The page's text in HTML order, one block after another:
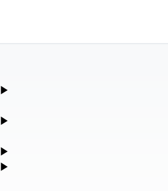
き入力、書き順練習など、日本語学習に
漢字辞典 - 読み方検索
▶
、熟語辞典、地名・駅名検索など、各種
レンスツールです。
検索、発音記号、リスニング練習など英
語の意味・発音・類語辞典
▶
韓国語の手書き入力など、アジア言語学
き中国語入力 変換ツール
手の名前の読み方・発音を確認できま
▶
イズなど、楽しみながら学べるゲームで
▶
のサイトからでも漢字や英語を検索でき